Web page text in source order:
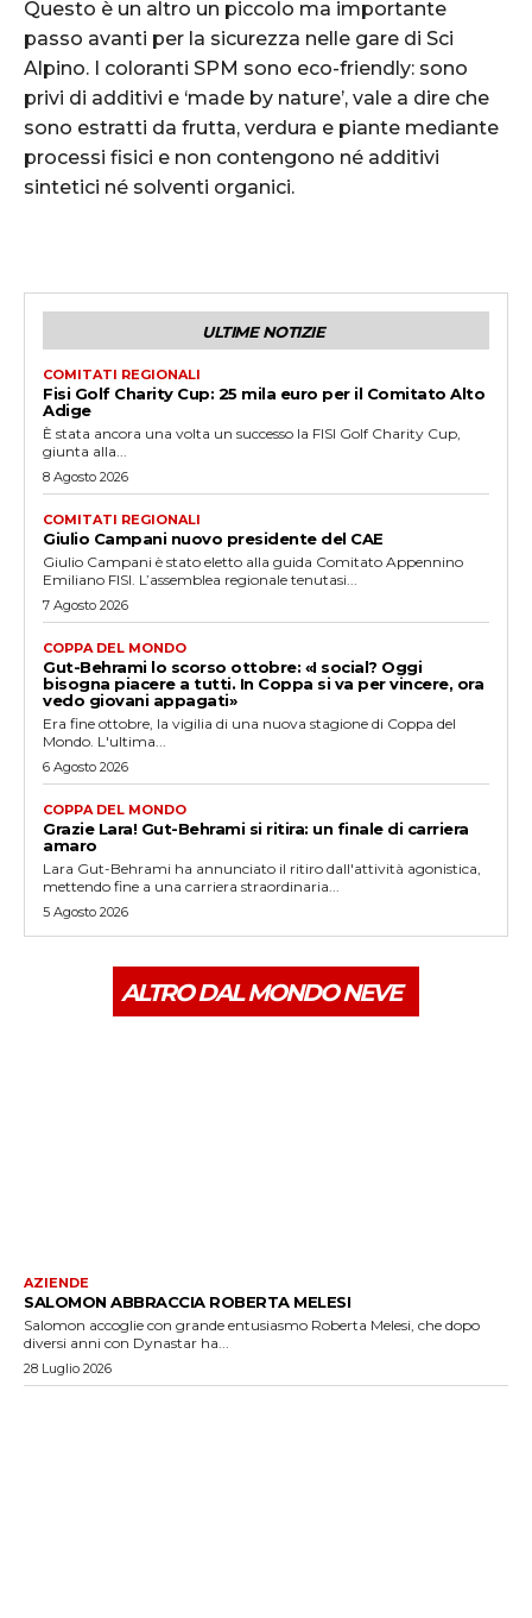
Questo è un altro un piccolo ma importante
passo avanti per la sicurezza nelle gare di Sci
Alpino. I coloranti SPM sono eco-friendly: sono
privi di additivi e ‘made by nature’, vale a dire che
sono estratti da frutta, verdura e piante mediante
processi fisici e non contengono né additivi
sintetici né solventi organici.
ULTIME NOTIZIE
COMITATI REGIONALI
Fisi Golf Charity Cup: 25 mila euro per il Comitato Alto
Adige
È stata ancora una volta un successo la FISI Golf Charity Cup,
giunta alla...
8 Agosto 2026
COMITATI REGIONALI
Giulio Campani nuovo presidente del CAE
Giulio Campani è stato eletto alla guida Comitato Appennino
Emiliano FISI. L’assemblea regionale tenutasi...
7 Agosto 2026
COPPA DEL MONDO
Gut-Behrami lo scorso ottobre: «I social? Oggi
bisogna piacere a tutti. In Coppa si va per vincere, ora
vedo giovani appagati»
Era fine ottobre, la vigilia di una nuova stagione di Coppa del
Mondo. L'ultima...
6 Agosto 2026
COPPA DEL MONDO
Grazie Lara! Gut-Behrami si ritira: un finale di carriera
amaro
Lara Gut-Behrami ha annunciato il ritiro dall'attività agonistica,
mettendo fine a una carriera straordinaria...
5 Agosto 2026
ALTRO DAL MONDO NEVE
AZIENDE
SALOMON ABBRACCIA ROBERTA MELESI
Salomon accoglie con grande entusiasmo Roberta Melesi, che dopo
diversi anni con Dynastar ha...
28 Luglio 2026